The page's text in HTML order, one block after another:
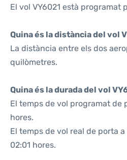
El vol VY6021 està programat
Quina és la distància del vol
La distància entre els dos
quilòmetres.
Quina és la durada del vol
El temps de vol programat de
hores.
El temps de vol real de porta
02:01 hores.